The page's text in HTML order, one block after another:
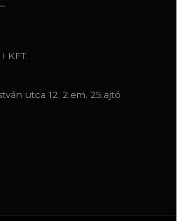
KFT.
utca 12. 2.em. 25.ajtó